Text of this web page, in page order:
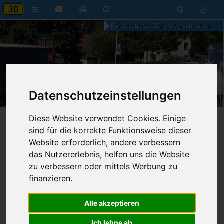
Datenschutzeinstellungen
Diese Website verwendet Cookies. Einige
sind für die korrekte Funktionsweise dieser
Website erforderlich, andere verbessern
das Nutzererlebnis, helfen uns die Website
zu verbessern oder mittels Werbung zu
finanzieren.
Alle akzeptieren
Bundesstrasse 30 in Oberschwaben
Samstag, 8. August 2026
Startseite»B30 aktuell »Nachrichten
Nachrichten
Erweiterte Suche
1063Ergebnisse zur Suche nach